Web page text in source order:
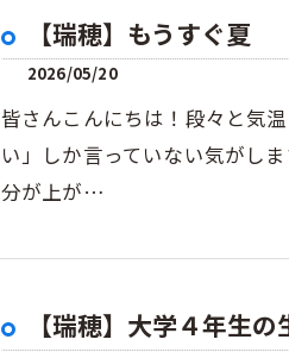
【瑞穂】もうすぐ夏
2026/05/20
皆さんこんにちは！段々と気
い」しか言っていない気がし
分が上が…
【瑞穂】大学４年生の